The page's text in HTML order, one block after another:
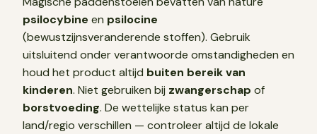
psilocybine en psilocine
(bewustzijnsveranderende stoffen). Gebruik
uitsluitend onder verantwoorde omstandigheden en
houd het product altijd buiten bereik van
kinderen. Niet gebruiken bij zwangerschap of
borstvoeding. De wettelijke status kan per
land/regio verschillen — controleer altijd de lokale